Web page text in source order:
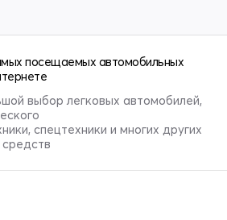
посещаемых автомобильных
выбор легковых автомобилей,
спецтехники и многих других